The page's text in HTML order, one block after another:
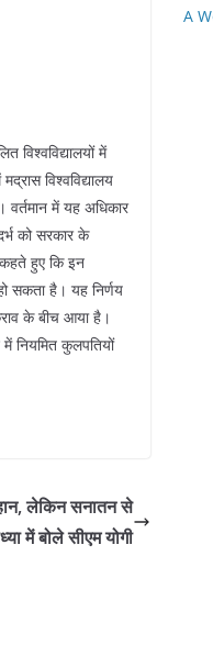
विश्वविद्यालयों में
विश्वविद्यालय
में यह अधिकार
को सरकार के
कहते हुए कि इन
सकता है। यह निर्णय
के बीच आया है।
में नियमित कुलपतियों
लेकिन सनातन से
में बोले सीएम योगी
A